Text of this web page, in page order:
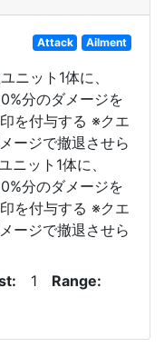
Attack Ailment
ニット1体に、
分のダメージを
を付与する ※クエ
ージで撤退させら
ット1体に、
分のダメージを
を付与する ※クエ
ージで撤退させら
1
Range